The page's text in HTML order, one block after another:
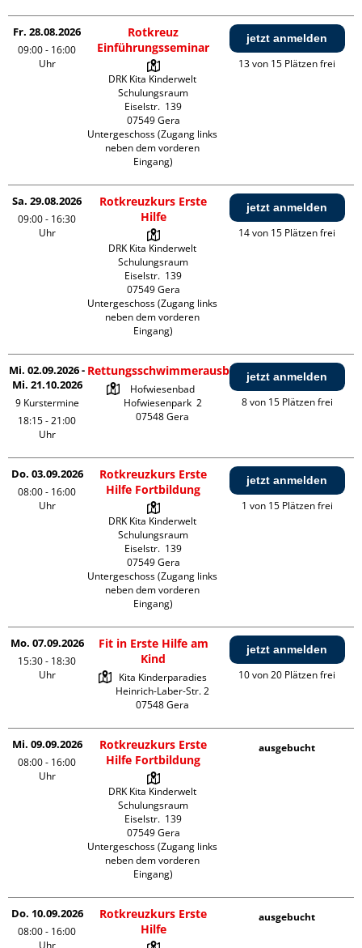
Fr. 28.08.2026
09:00 - 16:00
Uhr
Rotkreuz
Einführungsseminar
DRK Kita Kinderwelt
Schulungsraum
Eiselstr.  139
07549 Gera
Untergeschoss (Zugang links
neben dem vorderen
Eingang)
jetzt anmelden
13 von 15 Plätzen frei
Sa. 29.08.2026
09:00 - 16:30
Uhr
Rotkreuzkurs Erste
Hilfe
DRK Kita Kinderwelt
Schulungsraum
Eiselstr.  139
07549 Gera
Untergeschoss (Zugang links
neben dem vorderen
Eingang)
jetzt anmelden
14 von 15 Plätzen frei
Mi. 02.09.2026 -
Mi. 21.10.2026
9 Kurstermine
18:15 - 21:00
Uhr
Rettungsschwimmerausbildung
Hofwiesenbad
Hofwiesenpark  2
jetzt anmelden
8 von 15 Plätzen frei
Do. 03.09.2026
08:00 - 16:00
Uhr
Rotkreuzkurs Erste
Hilfe Fortbildung
DRK Kita Kinderwelt
Schulungsraum
Eiselstr.  139
07549 Gera
Untergeschoss (Zugang links
neben dem vorderen
Eingang)
jetzt anmelden
1 von 15 Plätzen frei
Mo. 07.09.2026
15:30 - 18:30
Uhr
Fit in Erste Hilfe am
Kind
Kita Kinderparadies
Heinrich-Laber-Str. 2
jetzt anmelden
10 von 20 Plätzen frei
Mi. 09.09.2026
08:00 - 16:00
Uhr
Rotkreuzkurs Erste
Hilfe Fortbildung
DRK Kita Kinderwelt
Schulungsraum
Eiselstr.  139
07549 Gera
Untergeschoss (Zugang links
neben dem vorderen
Eingang)
ausgebucht
Do. 10.09.2026
08:00 - 16:00
Uhr
Rotkreuzkurs Erste
Hilfe
ausgebucht